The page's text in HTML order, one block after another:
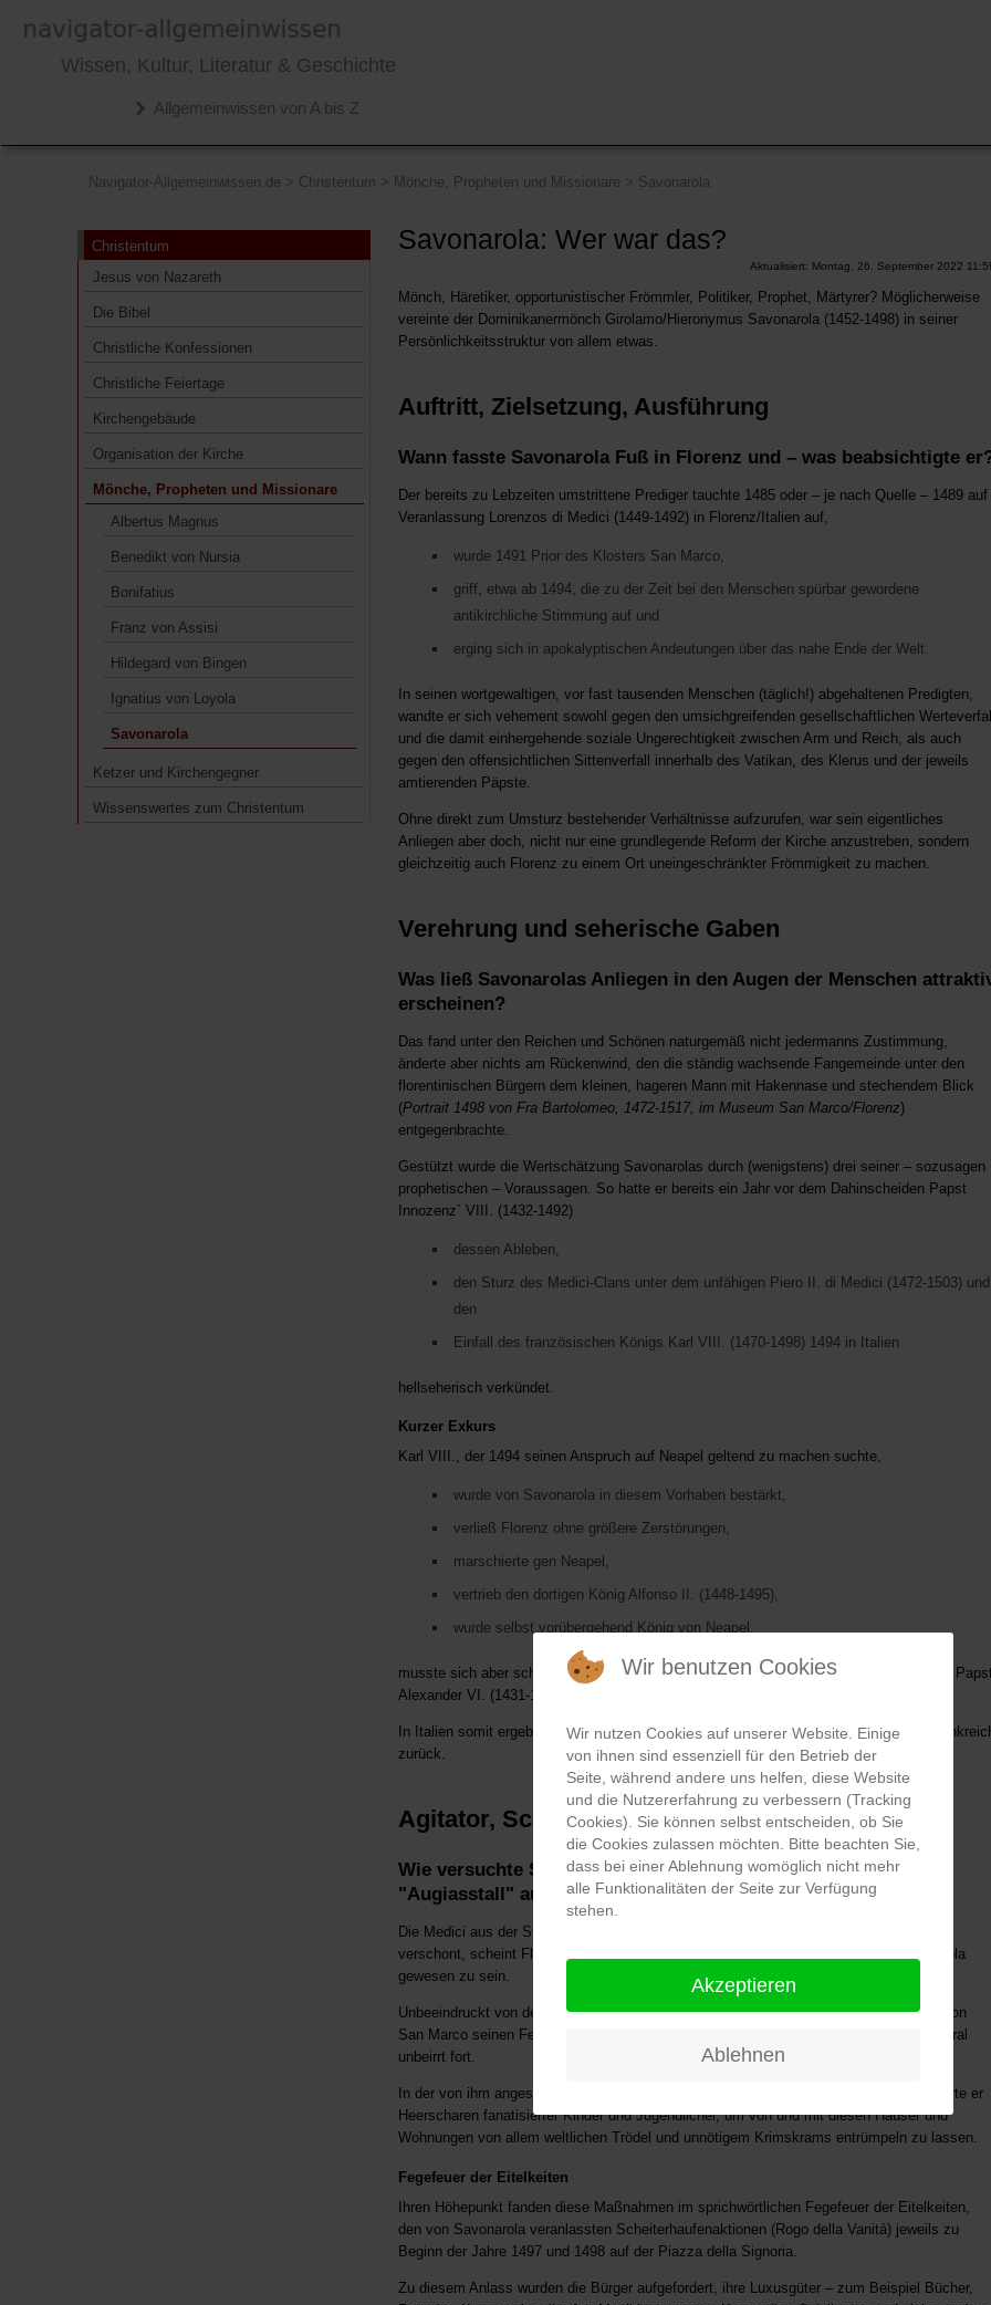
Wissen, Kultur, Literatur & Geschichte
Allgemeinwissen von A bis Z
Navigator-Allgemeinwissen.de > Christentum > Mönche, Propheten und Missionare > Savonarola
Christentum
Jesus von Nazareth
Die Bibel
Christliche Konfessionen
Christliche Feiertage
Kirchengebäude
Organisation der Kirche
Mönche, Propheten und Missionare
Albertus Magnus
Benedikt von Nursia
Bonifatius
Franz von Assisi
Hildegard von Bingen
Ignatius von Loyola
Savonarola
Ketzer und Kirchengegner
Wissenswertes zum Christentum
Savonarola: Wer war das?
Aktualisiert: Montag, 26. September 2022
Mönch, Häretiker, opportunistischer Frömmler, Politiker, Prophet, Märtyrer? Möglicherweise
vereinte der Dominikanermönch Girolamo/Hieronymus Savonarola (1452-1498) in seiner
Persönlichkeitsstruktur von allem etwas.
Auftritt, Zielsetzung, Ausführung
Wann fasste Savonarola Fuß in Florenz und – was beabsichtigte
Der bereits zu Lebzeiten umstrittene Prediger tauchte 1485 oder – je nach Quelle – 1489 auf
Veranlassung Lorenzos di Medici (1449-1492) in Florenz/Italien auf,
wurde 1491 Prior des Klosters San Marco,
griff, etwa ab 1494, die zu der Zeit bei den Menschen spürbar gewordene
antikirchliche Stimmung auf und
erging sich in apokalyptischen Andeutungen über das nahe Ende der Welt.
In seinen wortgewaltigen, vor fast tausenden Menschen (täglich!) abgehaltenen Predigten,
wandte er sich vehement sowohl gegen den umsichgreifenden gesellschaftlichen
und die damit einhergehende soziale Ungerechtigkeit zwischen Arm und Reich, als auch
gegen den offensichtlichen Sittenverfall innerhalb des Vatikan, des Klerus und der jeweils
amtierenden Päpste.
Ohne direkt zum Umsturz bestehender Verhältnisse aufzurufen, war sein eigentliches
Anliegen aber doch, nicht nur eine grundlegende Reform der Kirche anzustreben, sondern
gleichzeitig auch Florenz zu einem Ort uneingeschränkter Frömmigkeit zu machen.
Verehrung und seherische Gaben
Was ließ Savonarolas Anliegen in den Augen der Menschen
erscheinen?
Das fand unter den Reichen und Schönen naturgemäß nicht jedermanns Zustimmung,
änderte aber nichts am Rückenwind, den die ständig wachsende Fangemeinde unter den
florentinischen Bürgern dem kleinen, hageren Mann mit Hakennase und stechendem Blick
(Portrait 1498 von Fra Bartolomeo, 1472-1517, im Museum San Marco/Florenz)
entgegenbrachte.
Gestützt wurde die Wertschätzung Savonarolas durch (wenigstens) drei seiner – sozusagen
prophetischen – Voraussagen. So hatte er bereits ein Jahr vor dem Dahinscheiden Papst
Innozenz´ VIII. (1432-1492)
dessen Ableben,
den Sturz des Medici-Clans unter dem unfähigen Piero II. di Medici (1472-1503) und
den
Einfall des französischen Königs Karl VIII. (1470-1498) 1494 in Italien
hellseherisch verkündet.
Kurzer Exkurs
Karl VIII., der 1494 seinen Anspruch auf Neapel geltend zu machen suchte,
wurde von Savonarola in diesem Vorhaben bestärkt,
verließ Florenz ohne größere Zerstörungen,
marschierte gen Neapel,
vertrieb den dortigen König Alfonso II. (1448-1495),
wurde selbst vorübergehend König von Neapel,
musste sich aber schon bald – in der Schlacht bei Fornovo im Juli 1495 gegen die von
Alexander VI. (1431-1503) arrangierte "Heilige Liga von Venedig" – geschlagen geben.
In Italien somit ergebnislos geblieben, zog sich Karl VIII. mit seinen Truppen nach
zurück.
Agitator, Scharfmacher, Volksverführer,
Wie versuchte Savonarola den – seiner Meinung nach –
"Augiasstall" auszumisten?
Die Medici aus der Stadt vertrieben, von der französischen Besatzung weitestgehend
verschont, scheint Florenz für die nächsten gut drei Jahre ein weites Feld für Savonarola
gewesen zu sein.
Unbeeindruckt von den Einlassungen Papst Alexanders VI., setzte der eifernde Prior von
San Marco seinen Feldzug gegen Lasterhaftigkeit, Prachtentfaltung und jegliche Unmoral
unbeirrt fort.
In der von ihm angestrebten Absicht einen Gottesstaat auf Erden zu errichten, rekrutierte er
Heerscharen fanatisierter Kinder und Jugendlicher, um von und mit diesen Häuser und
Wohnungen von allem weltlichen Trödel und unnötigem Krimskrams entrümpeln zu lassen.
Fegefeuer der Eitelkeiten
Ihren Höhepunkt fanden diese Maßnahmen im sprichwörtlichen Fegefeuer der Eitelkeiten,
den von Savonarola veranlassten Scheiterhaufenaktionen (Rogo della Vanitá) jeweils zu
Beginn der Jahre 1497 und 1498 auf der Piazza della Signoria.
Zu diesem Anlass wurden die Bürger aufgefordert, ihre Luxusgüter – zum Beispiel Bücher,
Christentum
Jesus von Nazareth
Christliche Konfessionen
Christliche Feiertage
Organisation der Kirche
Mönche, Propheten und Missionare
Albertus Magnus
Benedikt von Nursia
Bonifatius
Franz von Assisi
Hildegard von Bingen
Ignatius von Loyola
Savonarola
Wir benutzen Cookies
Wir nutzen Cookies auf unserer Website. Einige
von ihnen sind essenziell für den Betrieb der
Seite, während andere uns helfen, diese Website
und die Nutzererfahrung zu verbessern (Tracking
Cookies). Sie können selbst entscheiden, ob Sie
die Cookies zulassen möchten. Bitte beachten Sie,
dass bei einer Ablehnung womöglich nicht mehr
alle Funktionalitäten der Seite zur Verfügung
stehen.
Akzeptieren
Ablehnen